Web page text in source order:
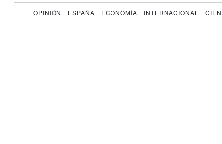
OPINIÓN ESPAÑA ECONOMÍA INTERNACIONAL